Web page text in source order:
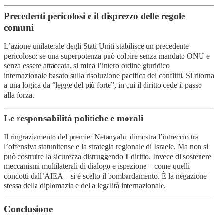
Precedenti pericolosi e il disprezzo delle regole
comuni
L’azione unilaterale degli Stati Uniti stabilisce un precedente
pericoloso: se una superpotenza può colpire senza mandato ONU e
senza essere attaccata, si mina l’intero ordine giuridico
internazionale basato sulla risoluzione pacifica dei conflitti. Si ritorna
a una logica da “legge del più forte”, in cui il diritto cede il passo
alla forza.
Le responsabilità politiche e morali
Il ringraziamento del premier Netanyahu dimostra l’intreccio tra
l’offensiva statunitense e la strategia regionale di Israele. Ma non si
può costruire la sicurezza distruggendo il diritto. Invece di sostenere
meccanismi multilaterali di dialogo e ispezione – come quelli
condotti dall’AIEA – si è scelto il bombardamento. È la negazione
stessa della diplomazia e della legalità internazionale.
Conclusione